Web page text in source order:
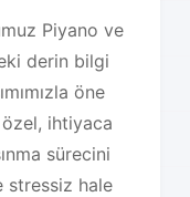
Piyano ve
derin bilgi
öne
özel, ihtiyaca
sürecini
stressiz hale